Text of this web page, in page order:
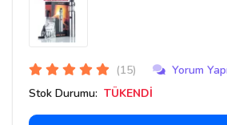
(15)
Yorum
Stok Durumu: TÜKENDİ